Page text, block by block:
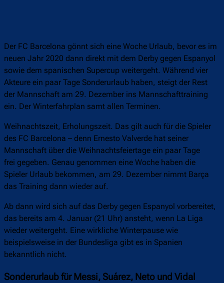
Der FC Barcelona gönnt sich eine Woche Urlaub, bevor es im
neuen Jahr 2020 dann direkt mit dem Derby gegen Espanyol
sowie dem spanischen Supercup weitergeht. Während vier
Akteure ein paar Tage Sonderurlaub haben, steigt der Rest
der Mannschaft am 29. Dezember ins Mannschafttraining
ein. Der Winterfahrplan samt allen Terminen.
Weihnachtszeit, Erholungszeit. Das gilt auch für die Spieler
des FC Barcelona – denn Ernesto Valverde hat seiner
Mannschaft über die Weihnachtsfeiertage ein paar Tage
frei gegeben. Genau genommen eine Woche haben die
Spieler Urlaub bekommen, am 29. Dezember nimmt Barça
das Training dann wieder auf.
Ab dann wird sich auf das Derby gegen Espanyol vorbereitet,
das bereits am 4. Januar (21 Uhr) ansteht, wenn La Liga
wieder weitergeht. Eine wirkliche Winterpause wie
beispielsweise in der Bundesliga gibt es in Spanien
bekanntlich nicht.
Sonderurlaub für Messi, Suárez, Neto und Vidal